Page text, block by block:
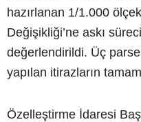
hazırlanan 1/1.000
Değişikliği’ne askı
değerlendirildi. Üç
yapılan itirazların
Özelleştirme İdaresi